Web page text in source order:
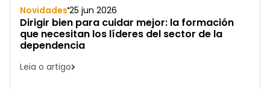
Novidades 25 jun 2026
Dirigir bien para cuidar mejor: la formación
que necesitan los líderes del sector de la
dependencia
Leia o artigo